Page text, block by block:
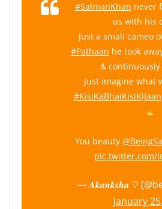
#SalmanKhan never
us with his
Just a small cameo
#Pathaan he took
&
Just imagine what
#KisiKaBhaiKisiKiJaan
You beauty
pic.twitter.com/
— 𝑨𝒌𝒂𝒏𝒌𝒔𝒉𝒂 ♡
January